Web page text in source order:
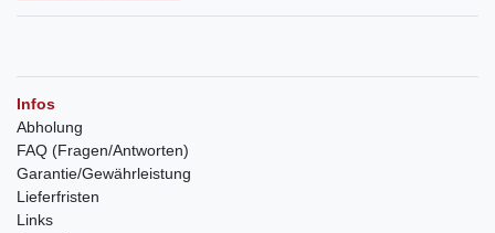
Infos
Abholung
FAQ (Fragen/Antworten)
Garantie/Gewährleistung
Lieferfristen
Links